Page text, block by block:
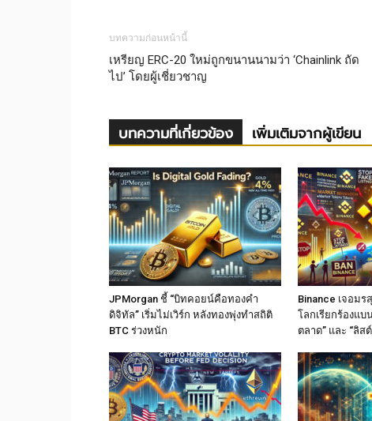
บทความก่อนหน้านี้
เหรียญ ERC-20 ใหม่ถูกขนานนามว่า ‘Chainlink ถัด
ไป’ โดยผู้เชี่ยวชาญ
บทความที่เกี่ยวข้อง เพิ่มเติมจากผู้เขียน
JPMorgan ชี้ “บิทคอยน์คือทองคำ
ดิจิทัล” เริ่มไม่เวิร์ก หลังทองพุ่งทำสถิติ
BTC ร่วงหนัก
Binance เจอม
โลกเรียกร้องแ
ตลาด” และ “ลิส